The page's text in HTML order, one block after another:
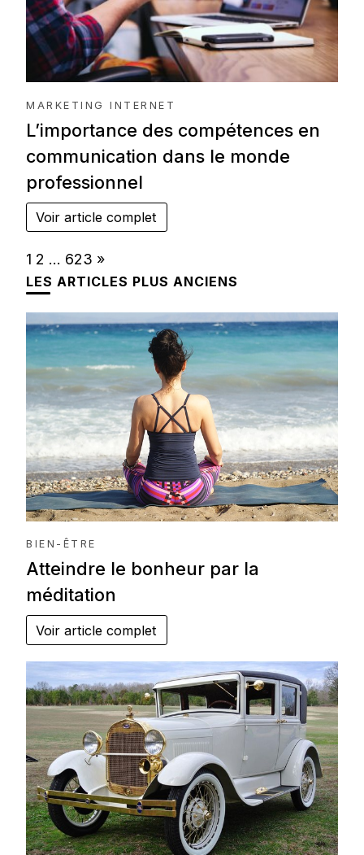
MARKETING INTERNET
L’importance des compétences en
communication dans le monde
professionnel
Voir article complet
Page:
1 2 … 623 Next
»
LES ARTICLES PLUS ANCIENS
BIEN-ÊTRE
Atteindre le bonheur par la
méditation
Voir article complet